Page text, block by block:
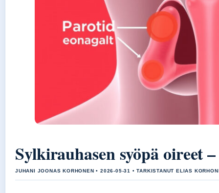
Sylkirauhasen syöpä oireet
JUHANI JOONAS KORHONEN • 2026-05-31 • TARKISTANUT ELIAS